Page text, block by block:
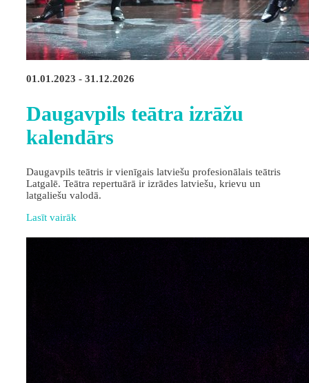
01.01.2023 - 31.12.2026
Daugavpils teātra izrāžu
kalendārs
Daugavpils teātris ir vienīgais latviešu profesionālais teātris
Latgalē. Teātra repertuārā ir izrādes latviešu, krievu un
latgaliešu valodā.
Lasīt vairāk